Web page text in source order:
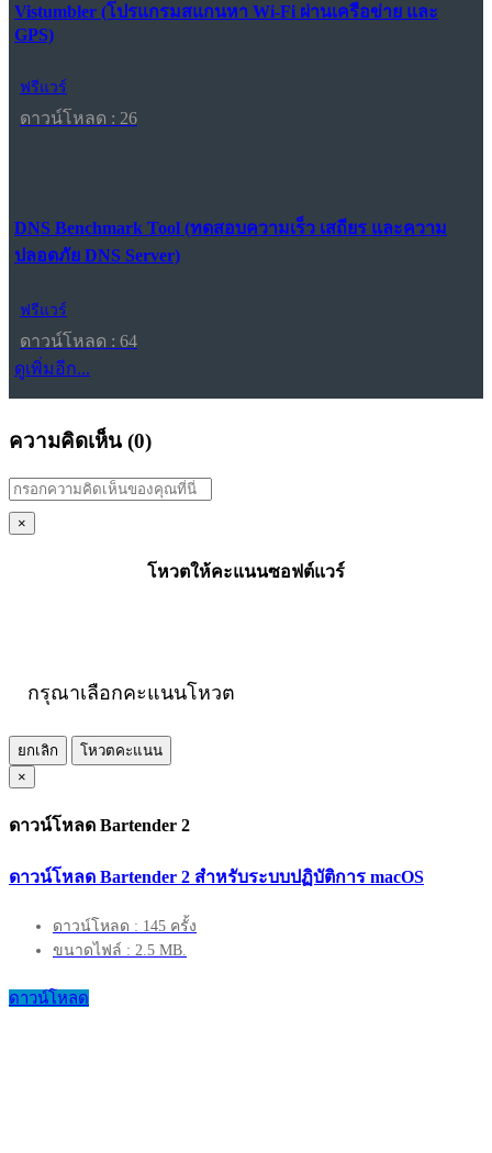
Vistumbler (โปรแกรมสแกนหา Wi-Fi ผ่านเครือข่าย และ
GPS)
ฟรีแวร์
ดาวน์โหลด : 26
DNS Benchmark Tool (ทดสอบความเร็ว เสถียร และความ
ปลอดภัย DNS Server)
ฟรีแวร์
ดาวน์โหลด : 64
ดูเพิ่มอีก...
ความคิดเห็น (0)
×
โหวตให้คะแนนซอฟต์แวร์
กรุณาเลือกคะแนนโหวต
ยกเลิก
โหวตคะแนน
×
ดาวน์โหลด Bartender 2
ดาวน์โหลด Bartender 2 สำหรับระบบปฏิบัติการ macOS
ดาวน์โหลด : 145 ครั้ง
ขนาดไฟล์ : 2.5 MB.
ดาวน์โหลด